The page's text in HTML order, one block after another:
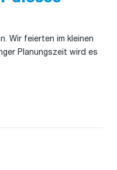
Wir feierten im kleinen
Planungszeit wird es